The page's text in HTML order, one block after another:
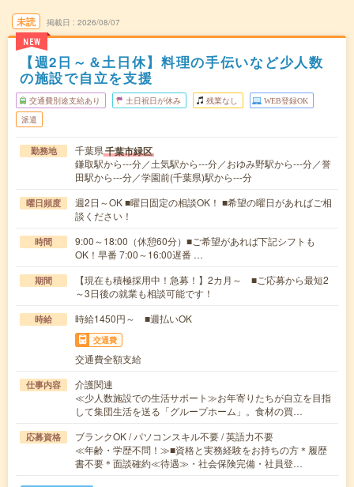
未読
NEW
掲載日 2026/08/07
【週2日～＆土日休】料理の手伝いなど少人数
の施設で自立を支援
交通費別途支給あり 土日祝日が休み 残業なし WEB登録OK
派遣
勤務地 千葉県千葉市緑区
鎌取駅から---分／土気駅から---分／おゆみ野駅から---分／誉
田駅から---分／学園前(千葉県)駅から---分
曜日頻度
週2日～OK ■曜日固定の相談OK！ ■希望の曜日があればご相
談ください！
時間
9:00～18:00（休憩60分）■ご希望があれば下記シフトも
OK！早番 7:00～16:00遅番 …
期間
【現在も積極採用中！急募！】2カ月～ ■ご応募から最短2
～3日後の就業も相談可能です！
時給 時給1450円～ ■週払いOK
交通費
交通費全額支給
仕事内容
介護関連
≪少人数施設での生活サポート≫お年寄りたちが自立を目指
して集団生活を送る「グループホーム」。食材の買…
応募資格
ブランクOK / パソコンスキル不要 / 英語力不要
≪年齢・学歴不問！≫■資格と実務経験をお持ちの方＊履歴
書不要＊面談確約≪待遇≫・社会保険完備・社員登…